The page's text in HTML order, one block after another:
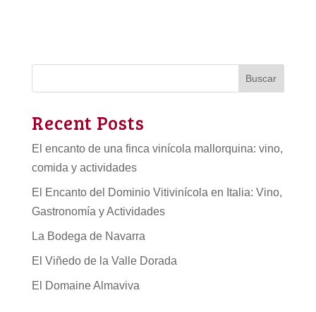
Buscar
Recent Posts
El encanto de una finca vinícola mallorquina: vino,
comida y actividades
El Encanto del Dominio Vitivinícola en Italia: Vino,
Gastronomía y Actividades
La Bodega de Navarra
El Viñedo de la Valle Dorada
El Domaine Almaviva